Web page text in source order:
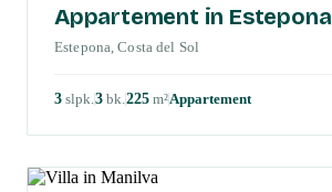
Appartement in Estepona
Estepona, Costa del Sol
3 slpk.3 bk.225 m²Appartement